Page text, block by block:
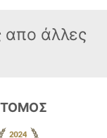
απο άλλες